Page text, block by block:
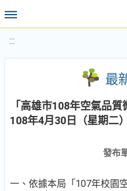
:::
最
「高雄市108年空氣品
108年4月30日（星期二）
發布
一、依據本局「107年校園